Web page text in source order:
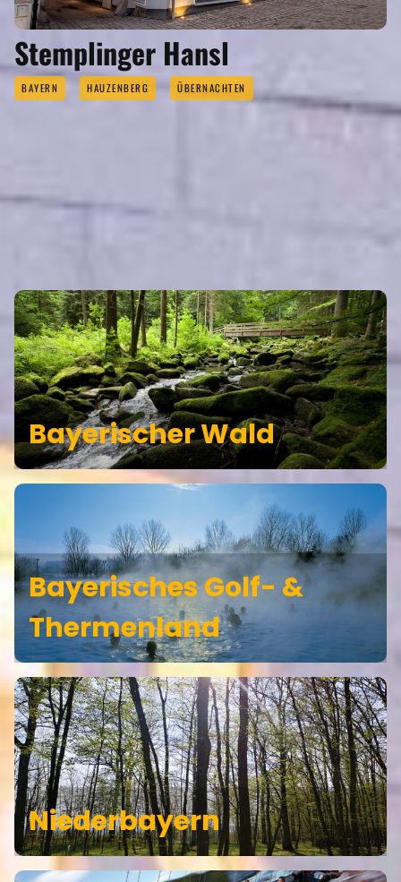
Stemplinger Hansl
BAYERN HAUZENBERG ÜBERNACHTEN
HAUZENBERG GEHÖRT ZU DEN
Bayerischer Wald
Bayerisches Golf- &
Thermenland
Niederbayern